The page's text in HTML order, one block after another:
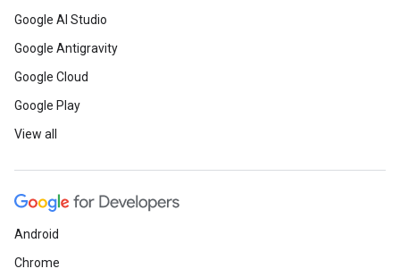
Google AI Studio
Google Antigravity
Google Cloud
Google Play
View all
Android
Chrome